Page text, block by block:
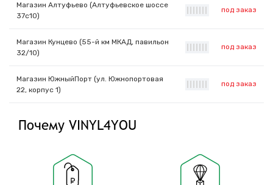
Магазин Алтуфьево (Алтуфьевское шоссе
37с10)
под заказ
Магазин Кунцево (55-й км МКАД, павильон
32/10)
под заказ
Магазин ЮжныйПорт (ул. Южнопортовая
22, корпус 1)
под заказ
Почему VINYL4YOU